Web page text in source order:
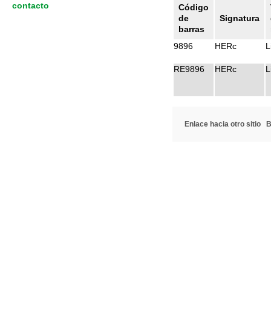
Código
de
barras
Signatura
9896
HERc
RE9896 HERc
Enlace hacia otro sitio
contacto